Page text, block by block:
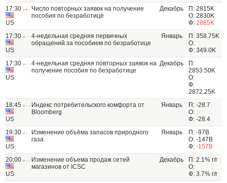
17:30
US
Число повторных заявок на получение
пособия по безработице
Декабрь
П: 2815K
О: 2830K
Ф: 2865K
17:30
US
4-недельная средняя первичных
обращений за пособием по безработице
Январь
П: 358.75K
О:
Ф: 349.0K
17:30
US
4-недельная средняя повторных заявок на
получение пособия по безработице
Декабрь
П:
2853.50K
О:
Ф:
2872.25K
18:45
US
Индекс потребительского комфорта от
Bloomberg
Январь
П: -28.7
О:
Ф: -28.4
19:30
US
Изменение объёма запасов природного
газа
Январь
П: -97B
О: -147B
Ф: -157B
20:00
US
Изменение объема продаж сетей
магазинов от ICSC
Декабрь
П: 2.1% г/г
О:
Ф: 3.7% г/г